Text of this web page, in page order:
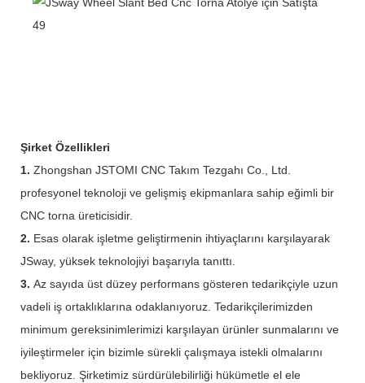
Şirket Özellikleri
1. Zhongshan JSTOMI CNC Takım Tezgahı Co., Ltd.
profesyonel teknoloji ve gelişmiş ekipmanlara sahip eğimli bir
CNC torna üreticisidir.
2. Esas olarak işletme geliştirmenin ihtiyaçlarını karşılayarak
JSway, yüksek teknolojiyi başarıyla tanıttı.
3. Az sayıda üst düzey performans gösteren tedarikçiyle uzun
vadeli iş ortaklıklarına odaklanıyoruz. Tedarikçilerimizden
minimum gereksinimlerimizi karşılayan ürünler sunmalarını ve
iyileştirmeler için bizimle sürekli çalışmaya istekli olmalarını
bekliyoruz. Şirketimiz sürdürülebilirliği hükümetle el ele